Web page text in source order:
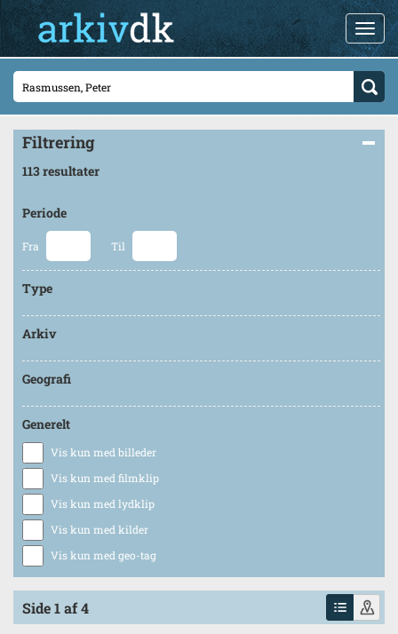
Filtrering
113 resultater
Periode
Fra Til
Type
Arkiv
Geografi
Generelt
Vis kun med billeder
Vis kun med filmklip
Vis kun med lydklip
Vis kun med kilder
Vis kun med geo-tag
Side 1 af 4